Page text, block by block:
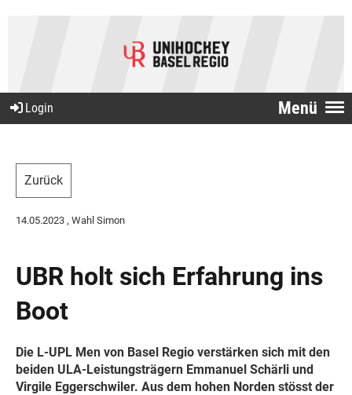
Menü
Login
Zurück
14.05.2023 , Wahl Simon
UBR holt sich Erfahrung ins
Boot
Die L-UPL Men von Basel Regio verstärken sich mit den
beiden ULA-Leistungsträgern Emmanuel Schärli und
Virgile Eggerschwiler. Aus dem hohen Norden stösst der